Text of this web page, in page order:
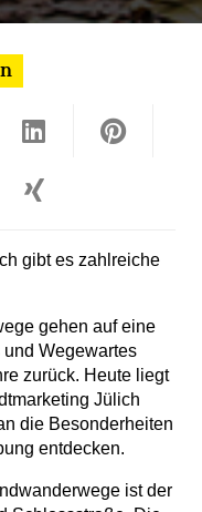
gibt es zahlreiche
gehen auf eine
und Wegewartes
zurück. Heute liegt
Jülich
die Besonderheiten
entdecken.
ist der